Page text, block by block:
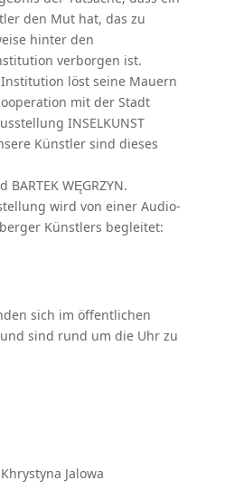
den Mut hat, das zu
hinter den
verborgen ist.
löst seine Mauern
mit der Stadt
INSELKUNST
Künstler sind dieses
BARTEK WĘGRZYN.
wird von einer Audio-
Künstlers begleitet:
sich im öffentlichen
sind rund um die Uhr zu
Jalowa